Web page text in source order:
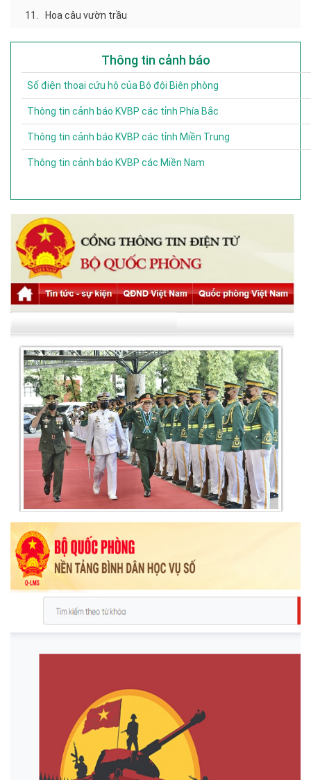
11. Hoa câu vườn trầu
Thông tin cảnh báo
Số điện thoại cứu hộ của Bộ đội Biên phòng
Thông tin cảnh báo KVBP các tỉnh Phía Bắc
Thông tin cảnh báo KVBP các tỉnh Miền Trung
Thông tin cảnh báo KVBP các Miền Nam